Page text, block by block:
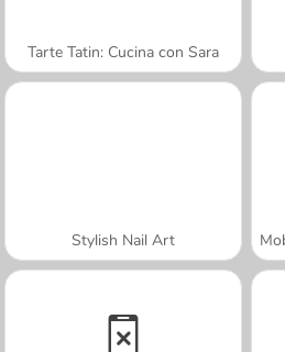
Tarte Tatin: Cucina con Sara
Stylish Nail Art